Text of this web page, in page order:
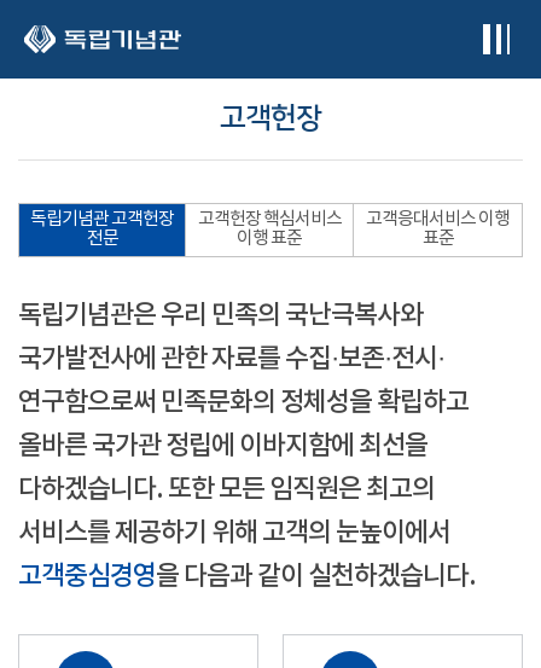
고객헌장
독립기념관 고객헌장
전문
고객헌장 핵심서비스
이행 표준
고객응대서비스 이행
표준
독립기념관은 우리 민족의 국난극복사와
국가발전사에 관한 자료를 수집·보존·전시·
연구함으로써 민족문화의 정체성을 확립하고
올바른 국가관 정립에 이바지함에 최선을
다하겠습니다. 또한 모든 임직원은 최고의
서비스를 제공하기 위해 고객의 눈높이에서
고객중심경영을 다음과 같이 실천하겠습니다.